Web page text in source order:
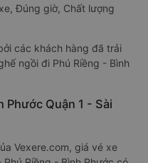
Đúng giờ, Chất lượng
các khách hàng đã trải
ngồi đi Phú Riềng - Bình
Phước Quận 1 - Sài
Vexere.com, giá vé xe